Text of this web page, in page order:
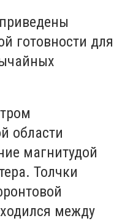
готовности для
области
магнитудой
Толчки
между